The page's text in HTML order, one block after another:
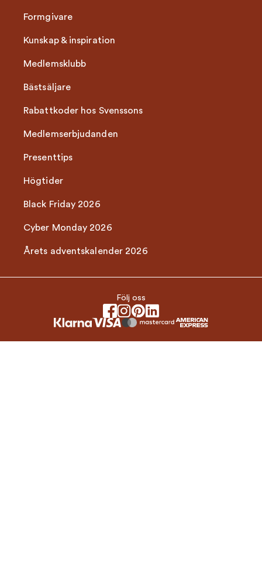
Formgivare
Kunskap & inspiration
Medlemsklubb
Bästsäljare
Rabattkoder hos Svenssons
Medlemserbjudanden
Presenttips
Högtider
Black Friday 2026
Cyber Monday 2026
Årets adventskalender 2026
Följ oss